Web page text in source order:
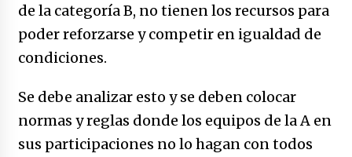
de la categoría B, no tienen los recursos para
poder reforzarse y competir en igualdad de
condiciones.
Se debe analizar esto y se deben colocar
normas y reglas donde los equipos de la A en
sus participaciones no lo hagan con todos